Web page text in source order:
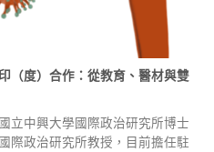
（度）合作：從教育、醫材與雙
立中興大學國際政治研究所博士
際政治研究所教授，目前擔任駐